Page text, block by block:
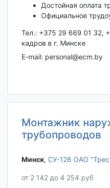
Достойная оплата
Официальное
Тел.: +375 29 669 01 32,
кадров в г. Минске
E-mail: personal@ecm.by
Монтажник
трубопроводов
Минск‎, СУ-128 ОАО
от 2 142 до 4 254 руб